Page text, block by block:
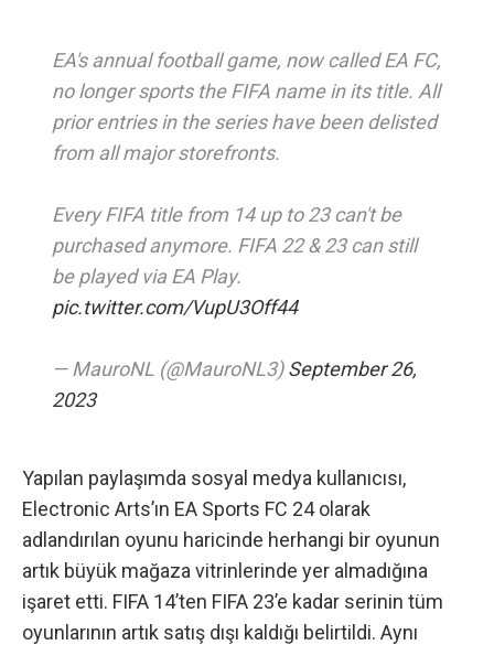
EA's annual football game, now called EA FC,
no longer sports the FIFA name in its title. All
prior entries in the series have been delisted
from all major storefronts.
Every FIFA title from 14 up to 23 can't be
purchased anymore. FIFA 22 & 23 can still
be played via EA Play.
pic.twitter.com/VupU3Off44
— MauroNL (@MauroNL3)September 26,
2023
Yapılan paylaşımda sosyal medya kullanıcısı,
Electronic Arts’ın EA Sports FC 24 olarak
adlandırılan oyunu haricinde herhangi bir oyunun
artık büyük mağaza vitrinlerinde yer almadığına
işaret etti. FIFA 14’ten FIFA 23’e kadar serinin tüm
oyunlarının artık satış dışı kaldığı belirtildi. Aynı